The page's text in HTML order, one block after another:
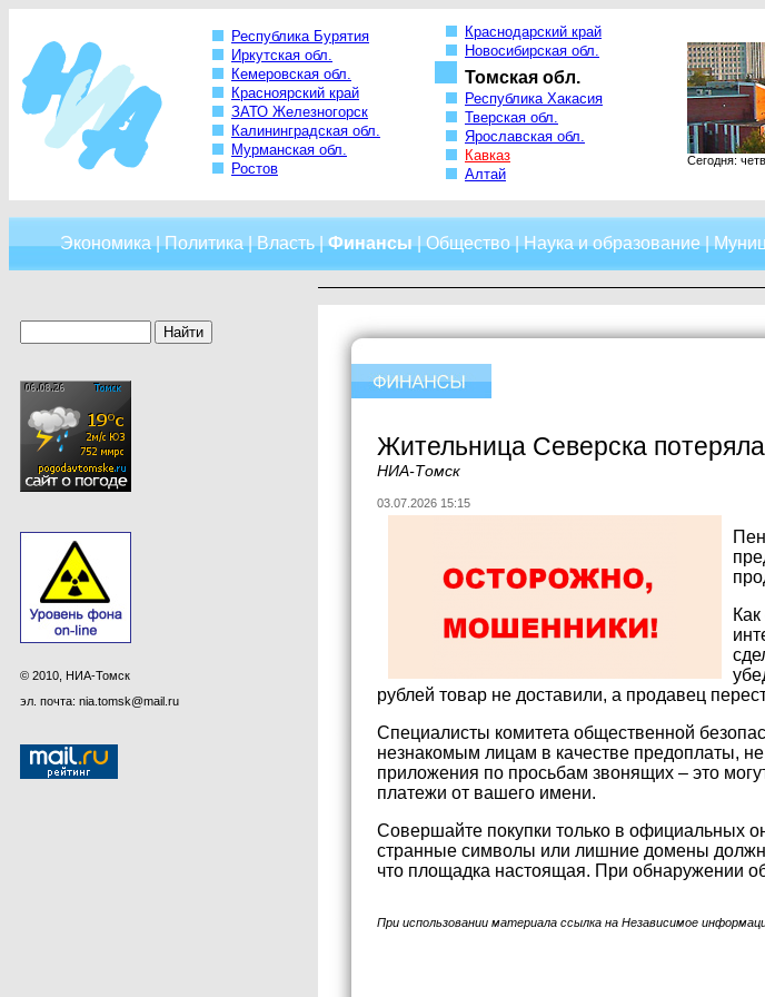
Республика Бурятия
Иркутская обл.
Кемеровская обл.
Красноярский край
ЗАТО Железногорск
Калининградская обл.
Мурманская обл.
Ростов
Краснодарский край
Новосибирская обл.
Томская обл.
Республика Хакасия
Тверская обл.
Ярославская обл.
Кавказ
Алтай
Сегодня:
Экономика|Политика|Власть|Финансы|Общество|Наука и образование|
© 2010, НИА-Томск
эл. почта: nia.tomsk@mail.ru
Жительница Северска
НИА-Томск
03.07.2026 15:15
рублей товар не доставили, а продавец
Специалисты комитета общественной
незнакомым лицам в качестве предоплаты,
приложения по просьбам звонящих – это
платежи от вашего имени.
Совершайте покупки только в официальных
странные символы или лишние домены
что площадка настоящая. При обнаружении
При использовании материала ссылка на Независимое